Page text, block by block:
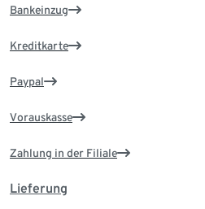
Bankeinzug
Kreditkarte
Paypal
Vorauskasse
Zahlung in der Filiale
Lieferung